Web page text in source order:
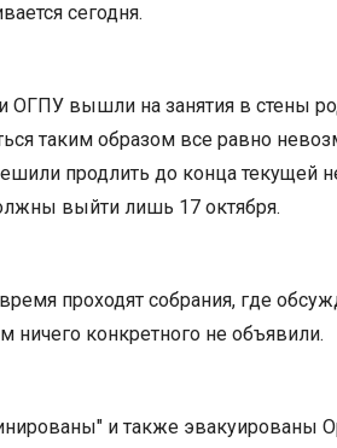
сегодня.
ОГПУ вышли на занятия в стены
таким образом все равно
продлить до конца текущей
выйти лишь 17 октября.
проходят собрания, где
ничего конкретного не объявили.
и также эвакуированы